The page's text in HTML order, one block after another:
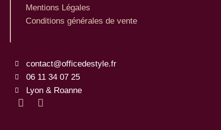
Mentions Légales
Conditions générales de vente
contact@officedestyle.fr
06 11 34 07 25
Lyon & Roanne